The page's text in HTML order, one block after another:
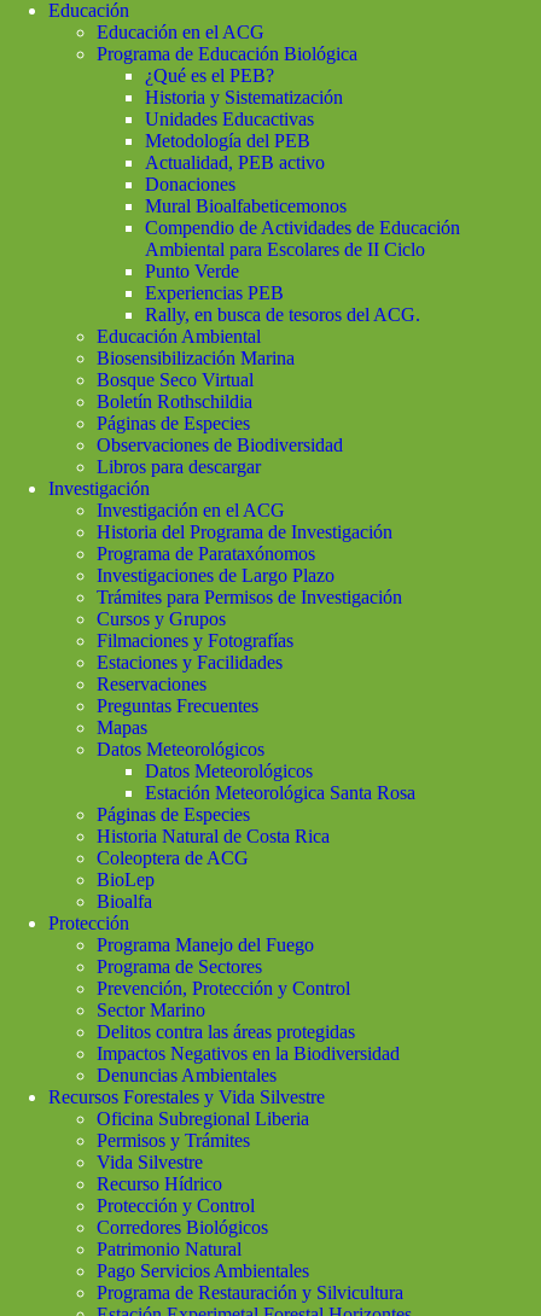
Educación
Educación en el ACG
Programa de Educación Biológica
¿Qué es el PEB?
Historia y Sistematización
Unidades Educactivas
Metodología del PEB
Actualidad, PEB activo
Donaciones
Mural Bioalfabeticemonos
Compendio de Actividades de Educación
Ambiental para Escolares de II Ciclo
Punto Verde
Experiencias PEB
Rally, en busca de tesoros del ACG.
Educación Ambiental
Biosensibilización Marina
Bosque Seco Virtual
Boletín Rothschildia
Páginas de Especies
Observaciones de Biodiversidad
Libros para descargar
Investigación
Investigación en el ACG
Historia del Programa de Investigación
Programa de Parataxónomos
Investigaciones de Largo Plazo
Trámites para Permisos de Investigación
Cursos y Grupos
Filmaciones y Fotografías
Estaciones y Facilidades
Reservaciones
Preguntas Frecuentes
Mapas
Datos Meteorológicos
Datos Meteorológicos
Estación Meteorológica Santa Rosa
Páginas de Especies
Historia Natural de Costa Rica
Coleoptera de ACG
BioLep
Bioalfa
Protección
Programa Manejo del Fuego
Programa de Sectores
Prevención, Protección y Control
Sector Marino
Delitos contra las áreas protegidas
Impactos Negativos en la Biodiversidad
Denuncias Ambientales
Recursos Forestales y Vida Silvestre
Oficina Subregional Liberia
Permisos y Trámites
Vida Silvestre
Recurso Hídrico
Protección y Control
Corredores Biológicos
Patrimonio Natural
Pago Servicios Ambientales
Programa de Restauración y Silvicultura